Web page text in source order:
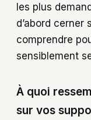
les plus
d’abord
comprendre
sensiblement
À quoi
sur vos